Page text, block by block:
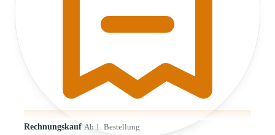
Rechnungskauf Ab 1. Bestellung